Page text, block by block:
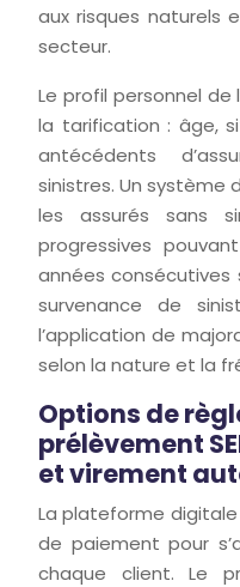
aux risques naturels
secteur.
Le profil personnel de
la tarification : âge,
antécédents
sinistres. Un système
les assurés sans
progressives
années consécutives
survenance de
l’application de
selon la nature et la
Options de
prélèvement
et virement
La plateforme
de paiement pour
chaque client. Le